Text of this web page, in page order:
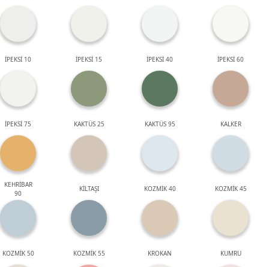
İPEKSİ 10 İPEKSİ 15 İPEKSİ 40 İPEKSİ 60
İPEKSİ 75 KAKTÜS 25 KAKTÜS 95 KALKER
KEHRİBAR
90
KİLTAŞI KOZMİK 40 KOZMİK 45
KOZMİK 50 KOZMİK 55 KROKAN KUMRU